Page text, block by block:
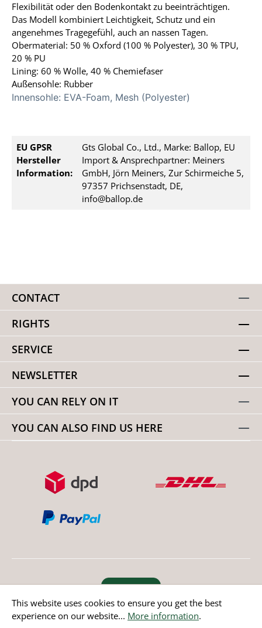
Flexibilität oder den Bodenkontakt zu beeinträchtigen.
Das Modell kombiniert Leichtigkeit, Schutz und ein
angenehmes Tragegefühl, auch an nassen Tagen.
Obermaterial: 50 % Oxford (100 % Polyester), 30 % TPU,
20 % PU
Lining: 60 % Wolle, 40 % Chemiefaser
Außensohle: Rubber
Innensohle: EVA-Foam, Mesh (Polyester)
EU GPSR
Hersteller
Information:
Gts Global Co., Ltd., Marke: Ballop, EU
Import & Ansprechpartner: Meiners
GmbH, Jörn Meiners, Zur Schirmeiche 5,
97357 Prichsenstadt, DE,
info@ballop.de
CONTACT
RIGHTS
SERVICE
NEWSLETTER
YOU CAN RELY ON IT
YOU CAN ALSO FIND US HERE
Revoke order
* All prices incl. value added tax except non EU countries
This website uses cookies to ensure you get the best
experience on our website... More information.